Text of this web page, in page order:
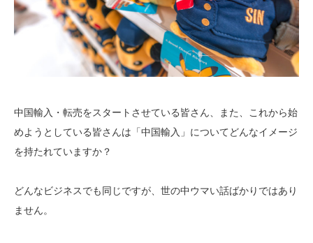
中国輸入・転売をスタートさせている皆さん、また、これから始
めようとしている皆さんは「中国輸入」についてどんなイメージ
を持たれていますか？
どんなビジネスでも同じですが、世の中ウマい話ばかりではあり
ません。